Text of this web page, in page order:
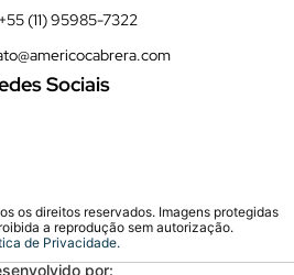
+55 (11) 95985-7322
Sociais
os direitos reservados. Imagens protegidas
a reprodução sem autorização.
de Privacidade.
por: